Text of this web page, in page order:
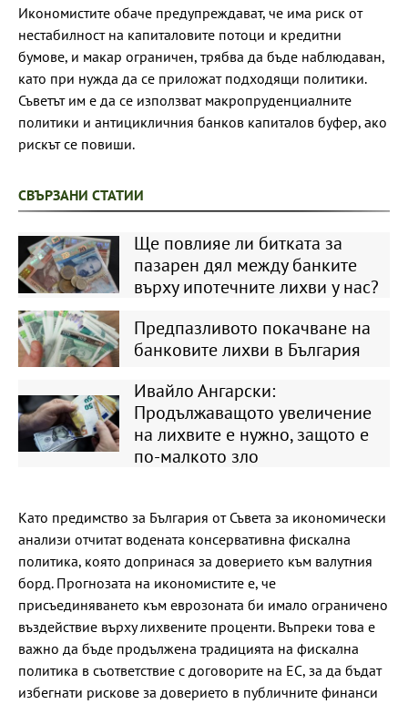
Икономистите обаче предупреждават, че има риск от
нестабилност на капиталовите потоци и кредитни
бумове, и макар ограничен, трябва да бъде наблюдаван,
като при нужда да се приложат подходящи политики.
Съветът им е да се използват макропруденциалните
политики и антицикличния банков капиталов буфер, ако
рискът се повиши.
СВЪРЗАНИ СТАТИИ
Ще повлияе ли битката за
пазарен дял между банките
върху ипотечните лихви у нас?
Предпазливото покачване на
банковите лихви в България
Ивайло Ангарски:
Продължаващото увеличение
на лихвите е нужно, защото е
по-малкото зло
Като предимство за България от Съвета за икономически
анализи отчитат водената консервативна фискална
политика, която допринася за доверието към валутния
борд. Прогнозата на икономистите е, че
присъединяването към еврозоната би имало ограничено
въздействие върху лихвените проценти. Въпреки това е
важно да бъде продължена традицията на фискална
политика в съответствие с договорите на ЕС, за да бъдат
избегнати рискове за доверието в публичните финанси